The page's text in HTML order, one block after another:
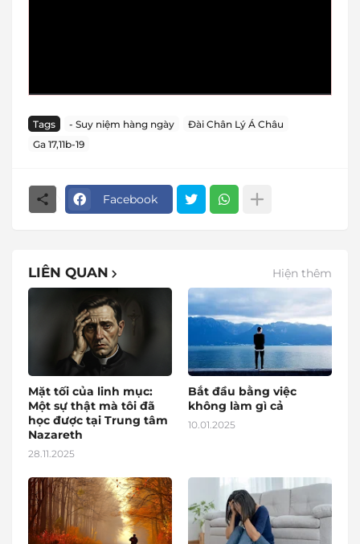
Tags - Suy niệm hàng ngày
Đài Chân Lý Á Châu
Ga 17,11b-19
Facebook
LIÊN QUAN Hiện thêm
Mặt tối của linh mục:
Một sự thật mà tôi đã
học được tại Trung tâm
Nazareth
28.11.2025
Bắt đầu bằng việc
không làm gì cả
10.01.2025